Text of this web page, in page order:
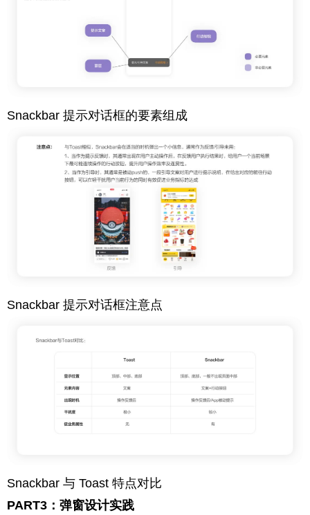
Snackbar 提示对话框的要素组成
Snackbar 提示对话框注意点
Snackbar 与 Toast 特点对比
PART3：弹窗设计实践